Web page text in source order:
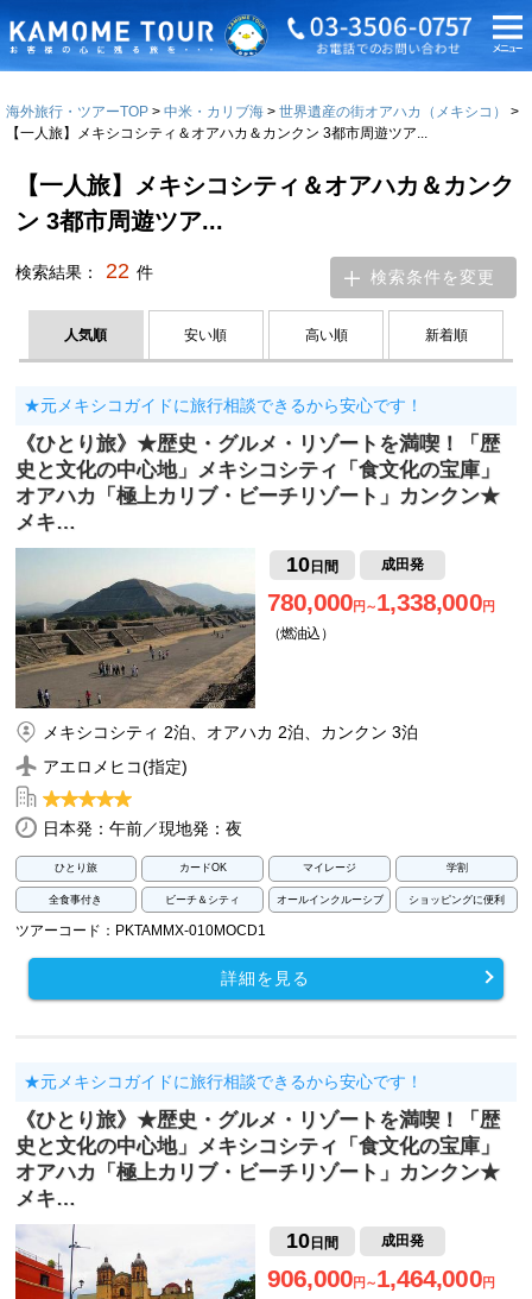
海外旅行・ツアーTOP 中米・カリブ海
世界遺産の街オアハカ（メキシコ）
【一人旅】メキシコシティ＆オアハカ＆カンクン 3都市周遊ツア...
【一人旅】メキシコシティ＆オアハカ＆カンク
ン 3都市周遊ツア...
検索結果： 22 件 検索条件を変更
人気順 安い順 高い順 新着順
★元メキシコガイドに旅行相談できるから安心です！
《ひとり旅》★歴史・グルメ・リゾートを満喫！「歴
史と文化の中心地」メキシコシティ「食文化の宝庫」
オアハカ「極上カリブ・ビーチリゾート」カンクン★
メキ…
10日間 成田発
780,000円～1,338,000円
（燃油込）
メキシコシティ 2泊、オアハカ 2泊、カンクン 3泊
アエロメヒコ(指定)
日本発：午前／現地発：夜
ひとり旅 カードOK マイレージ 学割
全食事付き ビーチ＆シティ オールインクルーシブ ショッピングに便利
ツアーコード：PKTAMMX-010MOCD1
詳細を見る
★元メキシコガイドに旅行相談できるから安心です！
《ひとり旅》★歴史・グルメ・リゾートを満喫！「歴
史と文化の中心地」メキシコシティ「食文化の宝庫」
オアハカ「極上カリブ・ビーチリゾート」カンクン★
メキ…
10日間 成田発
906,000円～1,464,000円